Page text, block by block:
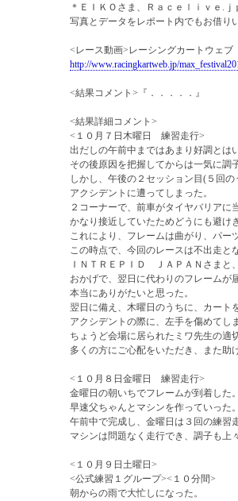
＊ＥＩＫＯさま、Ｒａｃｅｌｉｖｅ.ｊ
写真とデータをレポート内でもお借り
<レース動画>レーシングカートウェブ
http://www.racingkartweb.jp/
<結果コメント>『．．．．．』
<結果詳細コメント>
<１０月７日木曜日 練習走行>
出だしの午前中まではあまり好調とは
その後原因を把握してからは一気に調
しかし、午後の２セッション目(５回
アクシデントに遭ってしまった。
２コーナーで、前車がタイヤバリア
かなり接近していたためどうにも避け
これにより、フレームは曲がり、パー
この時点で、今回のレースは不出走と
ＩＮＴＲＥＰＩＤ ＪＡＰＡＮさまと
おかげで、翌日に代わりのフレームが
本当にありがたいと思った。
翌日に備え、木曜日のうちに、カート
アクシデントの際に、左手を傷めてし
ちょうど会場に居られたミワ先生の適
多くの方にご心配をいただき、また助
<１０月８日金曜日 練習走行>
金曜日の朝いちでフレームが到着した
早速父ちゃんとマシンを作っていった
午前中で完成し、金曜日は３回の練習
マシンは問題なく走行でき、調子も上
<１０月９日土曜日>
<公式練習１グループ><１０分間>
朝からの雨で大忙しになった。